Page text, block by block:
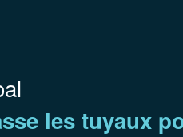
les tuyaux